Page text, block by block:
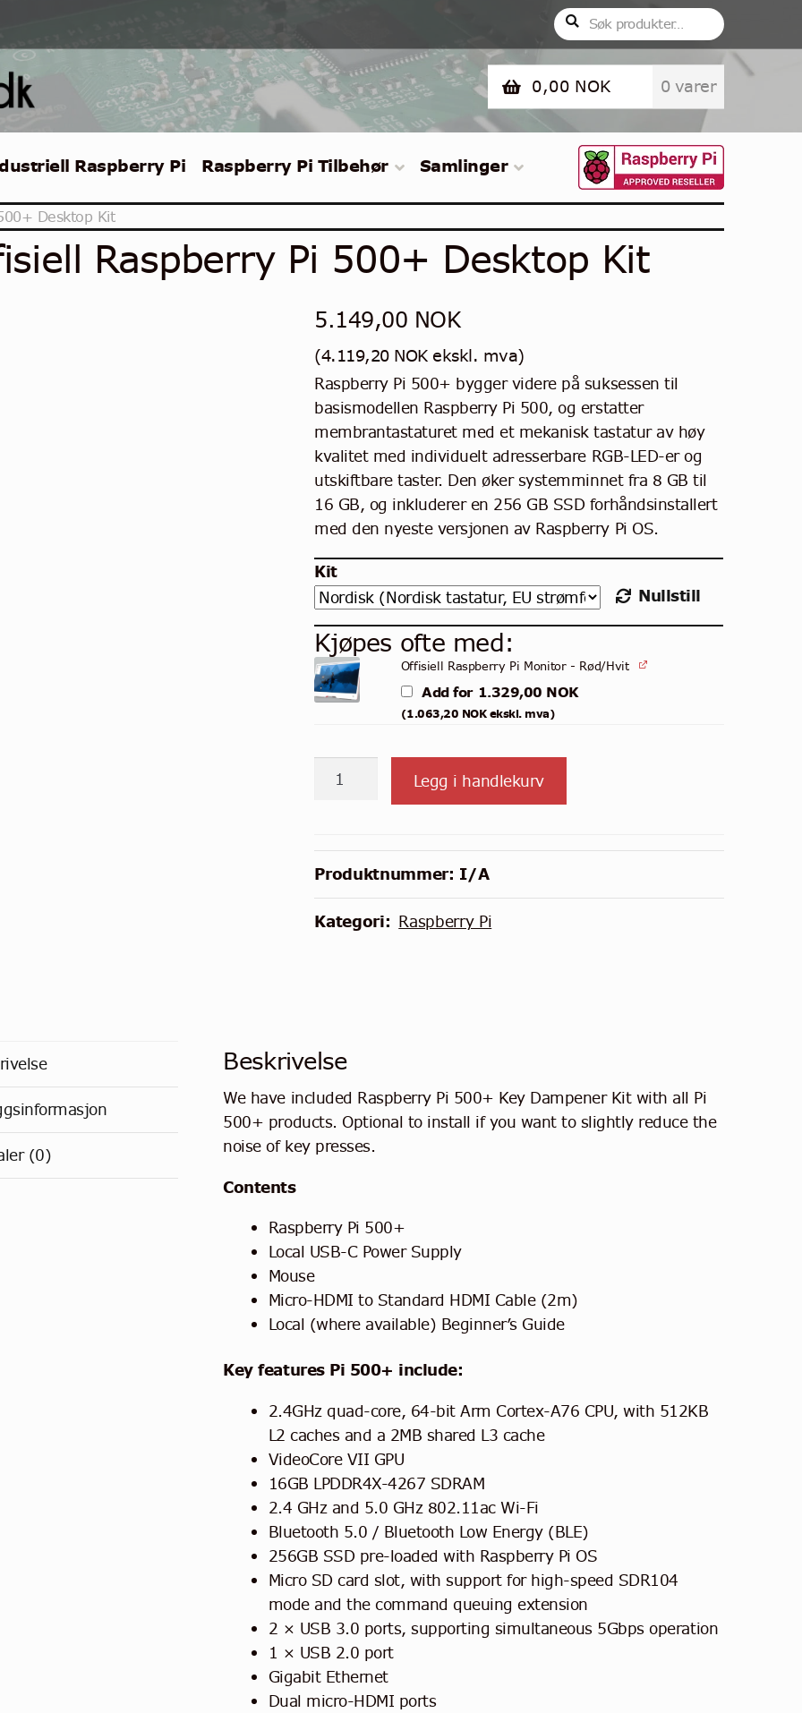
Søk
etter:
Søk
0,00 NOK 0 varer
Raspberry Pi Raspberry Pi Tilbehør Samlinger
Desktop Kit
Raspberry Pi 500+ Desktop Kit
5.149,00 NOK
(4.119,20 NOKekskl. mva)
Raspberry Pi 500+ bygger videre på suksessen til
basismodellen Raspberry Pi 500, og erstatter
membrantastaturet med et mekanisk tastatur av høy
kvalitet med individuelt adresserbare RGB-LED-er og
utskiftbare taster. Den øker systemminnet fra 8 GB til
16 GB, og inkluderer en 256 GB SSD forhåndsinstallert
med den nyeste versjonen av Raspberry Pi OS.
Kit
Nullstill
Kjøpes ofte med:
Offisiell Raspberry Pi Monitor - Rød/Hvit
Add for 1.329,00 NOK
(1.063,20 NOKekskl. mva)
Offisiell
Desktop
antall
Legg i handlekurv
Produktnummer: I/A
Kategori: Raspberry Pi
(0)
Beskrivelse
We have included Raspberry Pi 500+ Key Dampener Kit with all Pi
500+ products. Optional to install if you want to slightly reduce the
noise of key presses.
Contents
Raspberry Pi 500+
Local USB-C Power Supply
Mouse
Micro-HDMI to Standard HDMI Cable (2m)
Local (where available) Beginner’s Guide
Key features Pi 500+ include:
2.4GHz quad-core, 64-bit Arm Cortex-A76 CPU, with 512KB
L2 caches and a 2MB shared L3 cache
VideoCore VII GPU
16GB LPDDR4X-4267 SDRAM
2.4 GHz and 5.0 GHz 802.11ac Wi-Fi
Bluetooth 5.0 / Bluetooth Low Energy (BLE)
256GB SSD pre-loaded with Raspberry Pi OS
Micro SD card slot, with support for high-speed SDR104
mode and the command queuing extension
2 × USB 3.0 ports, supporting simultaneous 5Gbps operation
1 × USB 2.0 port
Gigabit Ethernet
Dual micro-HDMI ports